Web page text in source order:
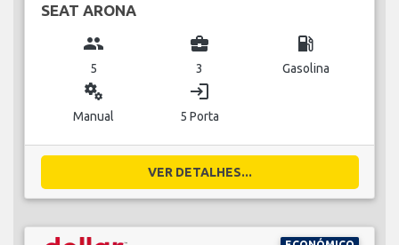
SEAT ARONA
group
5
business_center
3
local_gas_station
Gasolina
miscellaneous_services
Manual
login
5 Porta
VER DETALHES...